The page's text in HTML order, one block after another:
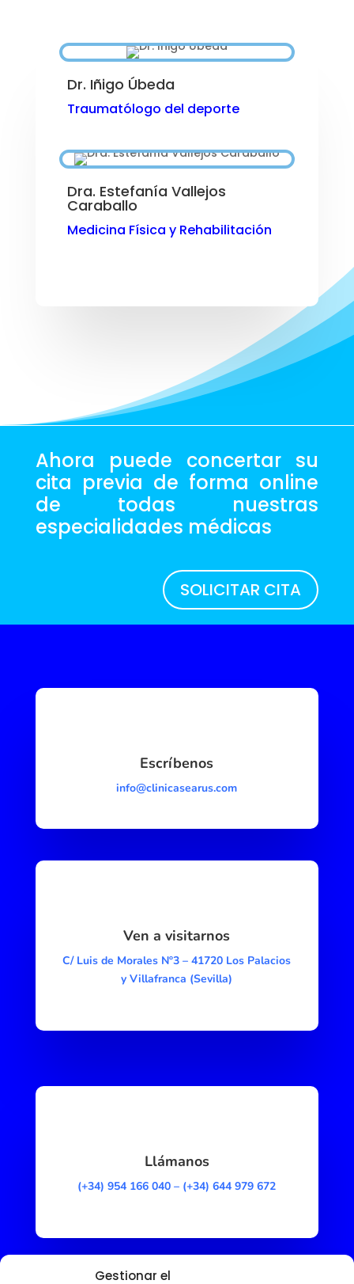
Gestionar el
Dr. Iñigo Úbeda
Traumatólogo del deporte
Dra. Estefanía Vallejos
Caraballo
Medicina Física y Rehabilitación
Ahora puede concertar su
cita previa de forma online
de todas nuestras
especialidades médicas
SOLICITAR CITA
Escríbenos
info@clinicasearus.com
Ven a visitarnos
C/ Luis de Morales Nº3 – 41720 Los Palacios
y Villafranca (Sevilla)
Llámanos
(+34) 954 166 040 – (+34) 644 979 672